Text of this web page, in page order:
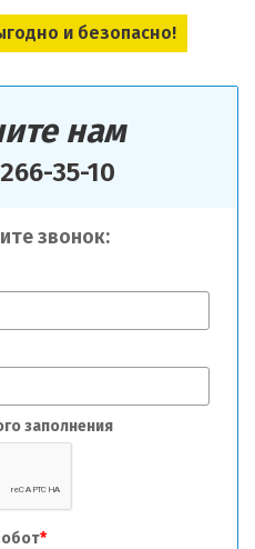
нам
35-10
звонок:
заполнения
*
и безопасно!